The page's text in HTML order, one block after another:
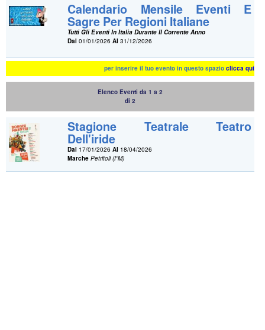
Calendario Mensile Eventi E
Sagre Per Regioni Italiane
Tutti Gli Eventi In Italia Durante Il Corrente Anno
Dal 01/01/2026Al 31/12/2026
per inserire il tuo evento in questo spazioclicca qui
Elenco Eventi da 1 a 2
di 2
Stagione Teatrale Teatro
Dell'iride
Dal 17/01/2026Al 18/04/2026
Marche Petritoli (FM)